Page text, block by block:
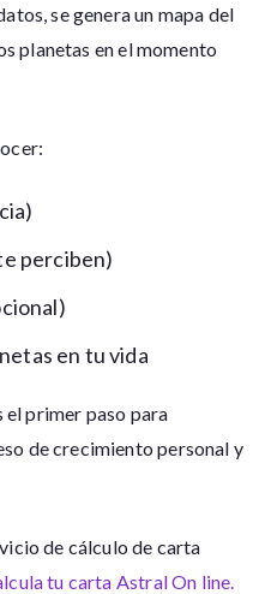
se genera un mapa del
planetas en el momento
perciben)
en tu vida
el primer paso para
de crecimiento personal y
de cálculo de carta
tu carta Astral On line.